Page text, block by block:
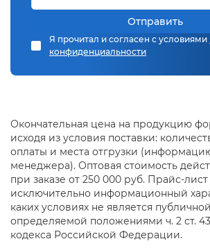
Горячекатаные— прочные и
матовой поверхностью.
конструкций, корпусов и
Холоднокатаные—
геометрией и гладкой
важен внешний вид:
интерьеров, декоративные
Шлифованные(No.4, Satin) —
для лестниц, перил,
требуется сочетание
эстетики.
Матовые(2B) —
промышленных задач и
Отправить
Я прочитал и согласен с условиями
конфиденциальности
Окончательная цена на продукцию
исходя из условия поставки:
оплаты и места отгрузки
менеджера). Оптовая стоимость
при заказе от 250 000 руб. Прайс-
исключительно информационный
каких условиях не является
определяемой положениями ч. 2 ст.
кодекса Российской Федерации.